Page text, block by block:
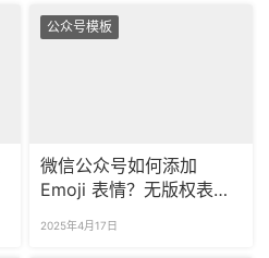
公众号模板
微信公众号如何添加
Emoji 表情？无版权表情
2025年4月17日